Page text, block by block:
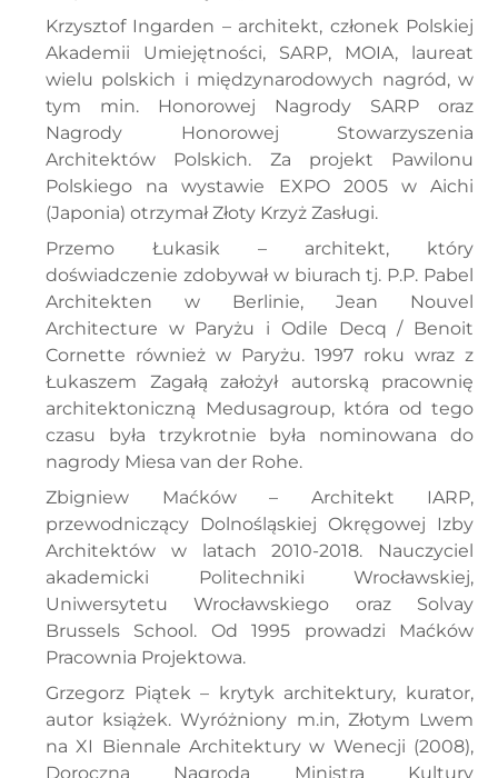
Krzysztof Ingarden – architekt, członek Polskiej
Akademii Umiejętności, SARP, MOIA, laureat
wielu polskich i międzynarodowych nagród, w
tym min. Honorowej Nagrody SARP oraz
Nagrody Honorowej Stowarzyszenia
Architektów Polskich. Za projekt Pawilonu
Polskiego na wystawie EXPO 2005 w Aichi
(Japonia) otrzymał Złoty Krzyż Zasługi.
Przemo Łukasik – architekt, który
doświadczenie zdobywał w biurach tj. P.P. Pabel
Architekten w Berlinie, Jean Nouvel
Architecture w Paryżu i Odile Decq / Benoit
Cornette również w Paryżu. 1997 roku wraz z
Łukaszem Zagałą założył autorską pracownię
architektoniczną Medusagroup, która od tego
czasu była trzykrotnie była nominowana do
nagrody Miesa van der Rohe.
Zbigniew Maćków – Architekt IARP,
przewodniczący Dolnośląskiej Okręgowej Izby
Architektów w latach 2010-2018. Nauczyciel
akademicki Politechniki Wrocławskiej,
Uniwersytetu Wrocławskiego oraz Solvay
Brussels School. Od 1995 prowadzi Maćków
Pracownia Projektowa.
Grzegorz Piątek – krytyk architektury, kurator,
autor książek. Wyróżniony m.in, Złotym Lwem
na XI Biennale Architektury w Wenecji (2008),
Doroczną Nagrodą Ministra Kultury